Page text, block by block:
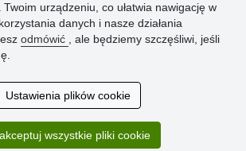
się zarejestrować?
pytania
sprawnie. Jestem
urządzeniu, co ułatwia nawigację w
danych i nasze działania
odmówić
, ale będziemy szczęśliwi, jeśli
Ustawienia plików cookie
wszystkie pliki cookie